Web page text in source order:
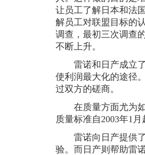
让员工了解日本和法
解员工对联盟目标的
调查，最初三次调查
不断上升。
雷诺和日产成立了
使利润最大化的途径
过双方的磋商。
在质量方面尤为如
质量标准自2003年1
雷诺向日产提供了
验。而日产则帮助雷